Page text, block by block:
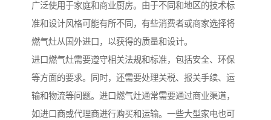
广泛使用于家庭和商业厨房。由于不同和地区的技术标
准和设计风格可能有所不同，有些消费者或商家选择将
燃气灶从国外进口，以获得的质量和设计。
进口燃气灶需要遵守相关法规和标准，包括安全、环保
等方面的要求。同时，还需要处理关税、报关手续、运
输和物流等问题。进口燃气灶通常需要通过商业渠道，
如进口商或代理商进行购买和运输。一些大型家电也可